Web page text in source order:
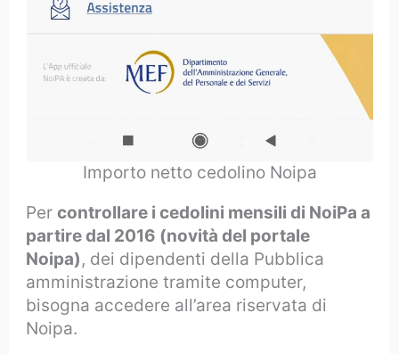
Importo netto cedolino Noipa
Percontrollare i cedolini mensili di NoiPa a
partire dal 2016 (novità del portale
Noipa), dei dipendenti della Pubblica
amministrazione tramite computer,
bisogna accedere all’area riservata di
Noipa.